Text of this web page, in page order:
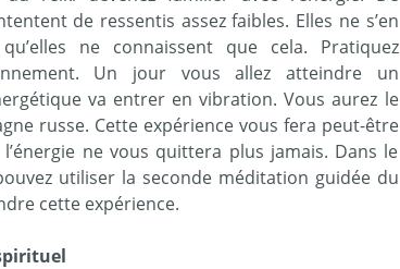
de ressentis assez faibles. Elles ne s’en
ne connaissent que cela. Pratiquez
Un jour vous allez atteindre un
va entrer en vibration. Vous aurez le
russe. Cette expérience vous fera peut-être
ne vous quittera plus jamais. Dans le
utiliser la seconde méditation guidée du
cette expérience.